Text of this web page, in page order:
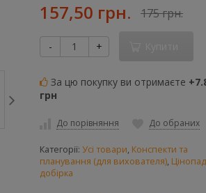
157,50 грн. 175 грн.
- +
За цю покупку ви отримаєте
грн
До порівняння До обраних
Категорії: Усі товари, Конспекти та
планування (для вихователя),
добірка